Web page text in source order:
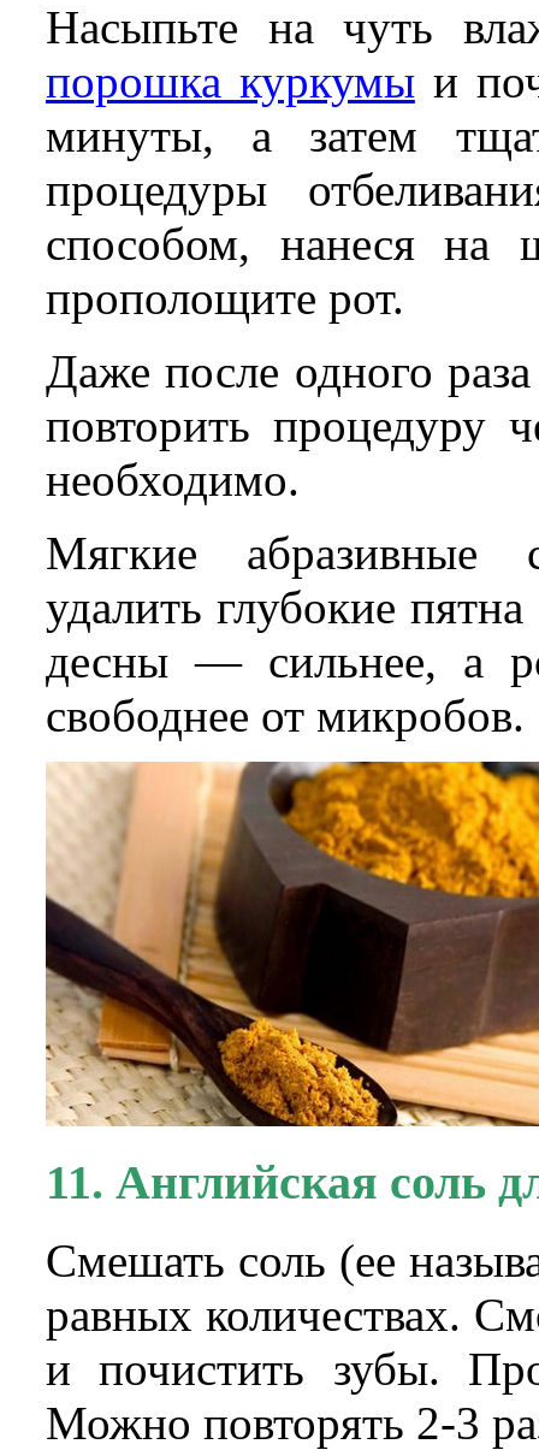
Насыпьте на чуть
порошка куркумыи
минуты, а затем
процедуры
способом, нанеся на
прополощите рот.
Даже после одного
повторить процедуру
необходимо.
Мягкие абразивные
удалить глубокие
десны — сильнее, а
свободнее от микробов.
11. Английская соль
Смешать соль (ее
равных количествах.
и почистить зубы.
Можно повторять 2-3